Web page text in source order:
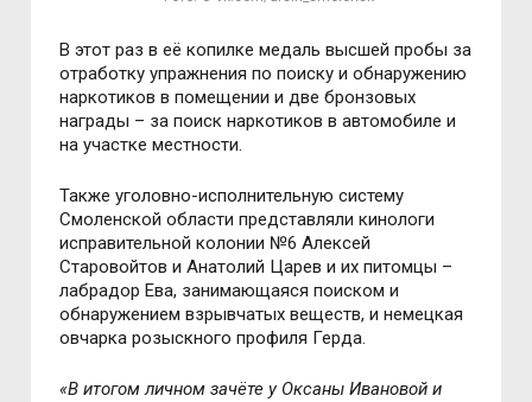
В этот раз в её копилке медаль высшей пробы за
отработку упражнения по поиску и обнаружению
наркотиков в помещении и две бронзовых
награды – за поиск наркотиков в автомобиле и
на участке местности.
Также уголовно-исполнительную систему
Смоленской области представляли кинологи
исправительной колонии №6 Алексей
Старовойтов и Анатолий Царев и их питомцы –
лабрадор Ева, занимающаяся поиском и
обнаружением взрывчатых веществ, и немецкая
овчарка розыскного профиля Герда.
«В итогом личном зачёте у Оксаны Ивановой и